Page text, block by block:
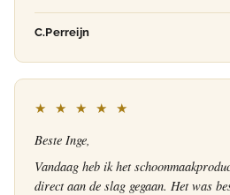
C.Perreijn
★ ★ ★ ★ ★
Beste Inge,
Vandaag heb ik het
direct aan de slag gegaan. Het was